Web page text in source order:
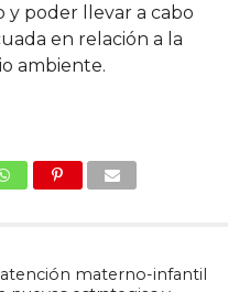
y poder llevar a cabo
en relación a la
ambiente.
materno-infantil